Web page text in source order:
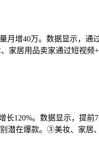
增40万。数据显示，
居用品卖家通过短视频
120%。数据显示，提
潜在爆款。③美妆、家